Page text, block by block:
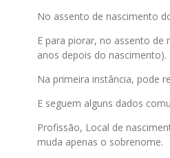
No assento de nascimento
E para piorar, no assento
anos depois do nascimento).
Na primeira instância, pode
E seguem alguns dados
Profissão, Local de
muda apenas o sobrenome.